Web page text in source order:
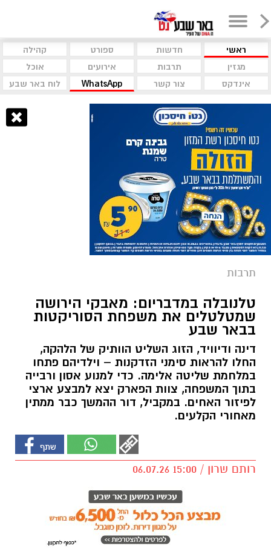
ראשי חדשות ספורט
קהילה
מגזין
תרבות אירועים
אוכל
אינדקס
צור קשר WhatsApp לוח באר שבע
תרבות
טלנובלה במדבריום: מאבקי הירושה
שמטלטלים את משפחת הסוריקטות
בבאר שבע
דינה ודיוויד, הזוג השליט הוותיק של הלהקה,
החלו להראות סימני הזדקנות – וילדיהם פתחו
במלחמת שליטה אלימה. כדי למנוע אסון ורבייה
בתוך המשפחה, צוות הפארק יצא למבצע ארצי
לפיזור האחים. במקביל, דור ההמשך כבר ממתין
מאחורי הקלעים.
רותם שרון / 15:00 06.07.26